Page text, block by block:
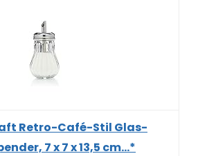
Retro-Café-Stil Glas-
7 x 7 x 13,5 cm...*